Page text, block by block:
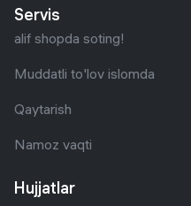
Servis
alif shopda soting!
Muddatli to'lov islomda
Qaytarish
Namoz vaqti
Hujjatlar